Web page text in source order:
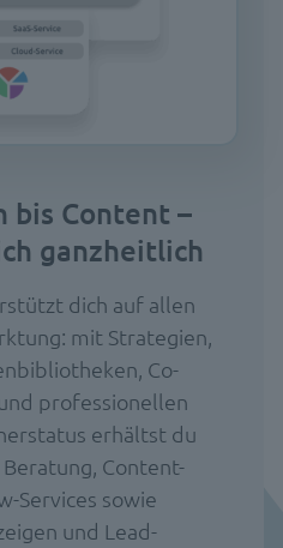
bis Content –
ganzheitlich
dich auf allen
mit Strategien,
Co-
professionellen
erhältst du
Content-
Services sowie
und Lead-